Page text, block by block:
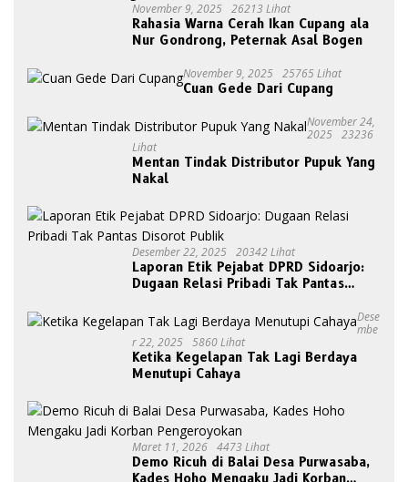
November 9, 2025 26213 Lihat
Rahasia Warna Cerah Ikan Cupang ala
Nur Gondrong, Peternak Asal Bogen
November 9, 2025 25765 Lihat
Cuan Gede Dari Cupang
November 24,
2025 23236
Lihat
Mentan Tindak Distributor Pupuk Yang
Nakal
Desember 22, 2025 20342 Lihat
Laporan Etik Pejabat DPRD Sidoarjo:
Dugaan Relasi Pribadi Tak Pantas
Dese
Mbe
R 22, 2025 5860 Lihat
Ketika Kegelapan Tak Lagi Berdaya
Menutupi Cahaya
Maret 11, 2026 4473 Lihat
Demo Ricuh di Balai Desa Purwasaba,
Kades Hoho Mengaku Jadi Korban